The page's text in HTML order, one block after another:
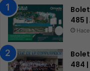
485
484